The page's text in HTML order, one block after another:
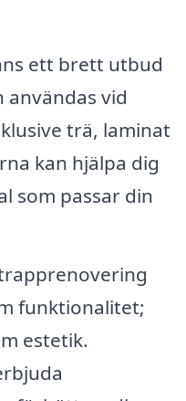
ett brett utbud
användas vid
trä, laminat
kan hjälpa dig
som passar din
funktionalitet;
estetik.